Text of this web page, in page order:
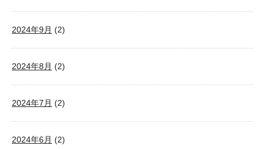
2024年9月 (2)
2024年8月 (2)
2024年7月 (2)
2024年6月 (2)